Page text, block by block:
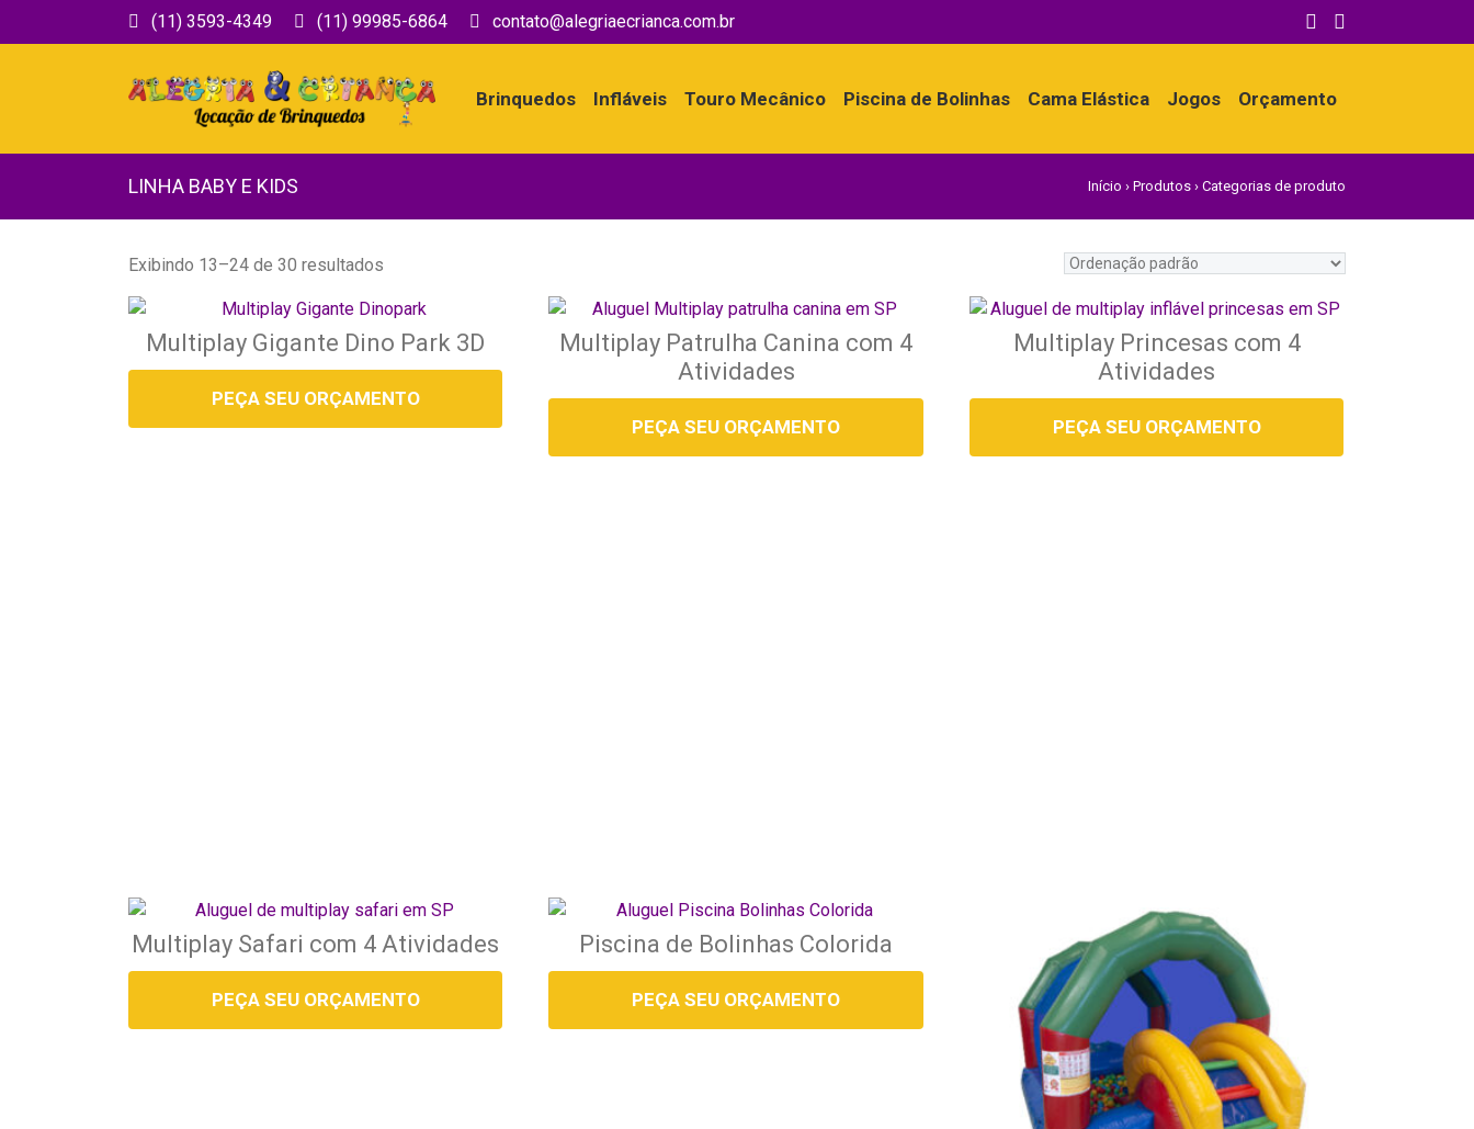
(11) 3593-4349 (11) 99985-6864 contato@alegriaecrianca.com.br
Brinquedos Infláveis Touro Mecânico Piscina de Bolinhas Cama Elástica Jogos Orçamento
LINHA BABY E KIDS Início › Produtos › Categorias de produto
Exibindo 13–24 de 30 resultados
Multiplay Gigante Dino Park 3D
PEÇA SEU ORÇAMENTO
Multiplay Patrulha Canina com 4
Atividades
PEÇA SEU ORÇAMENTO
Multiplay Princesas com 4
Atividades
PEÇA SEU ORÇAMENTO
Multiplay Safari com 4 Atividades
PEÇA SEU ORÇAMENTO
Piscina de Bolinhas Colorida
PEÇA SEU ORÇAMENTO